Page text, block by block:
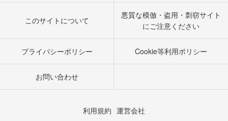
このサイトについて
悪質な模倣・盗用・剽窃サイト
にご注意ください
プライバシーポリシー Cookie等利用ポリシー
お問い合わせ
利用規約 運営会社